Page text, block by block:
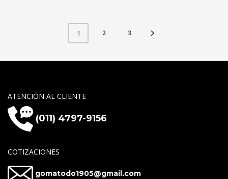
1 2 3
ATENCIÓN AL CLIENTE
(011) 4797-9156
COTIZACIONES
gomatodo1905@gmail.com